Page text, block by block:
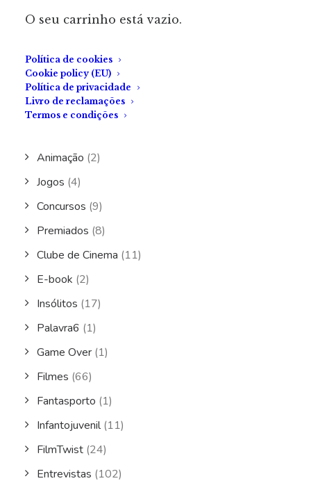
O seu carrinho está vazio.
Política de cookies
Cookie policy (EU)
Política de privacidade
Livro de reclamações
Termos e condições
CATEGORIAS
Lazer(35)
Animação (2)
Jogos (4)
Concursos (9)
Premiados (8)
Clube de Cinema (11)
E-book (2)
Insólitos (17)
Palavra6 (1)
Game Over (1)
Filmes (66)
Fantasporto (1)
Infantojuvenil(11)
FilmTwist (24)
Entrevistas (102)